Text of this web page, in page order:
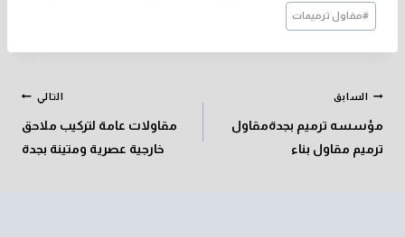
#مقاول ترميمات
تصفّحالسابق
مؤسسه ترميم بجدةمقاول
ترميم مقاول بناء
التالي
مقاولات عامة لتركيب ملاحق
خارجية عصرية ومتينة بجدة